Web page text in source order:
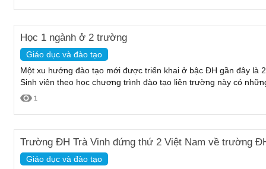
Học 1 ngành ở 2 trường
Giáo dục và đào tạo
Một xu hướng đào tạo mới được triển khai ở bậc ĐH gần đây là
Sinh viên theo học chương trình đào tạo liên trường này có
1
Trường ĐH Trà Vinh đứng thứ 2 Việt Nam về trường
Giáo dục và đào tạo